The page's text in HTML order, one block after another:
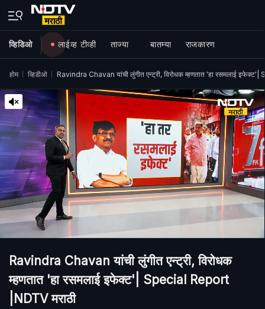
व्हिडिओ लाईव्ह टीव्ही ताज्या बातम्या राजकारण
होम व्हिडीओ Ravindra Chavan यांची लुंगीत एन्ट्री, विरोधक म्हणतात 'हा रसमलाई
Ravindra Chavan यांची लुंगीत एन्ट्री, विरोधक
म्हणतात 'हा रसमलाई इफेक्ट'| Special Report
|NDTV मराठी